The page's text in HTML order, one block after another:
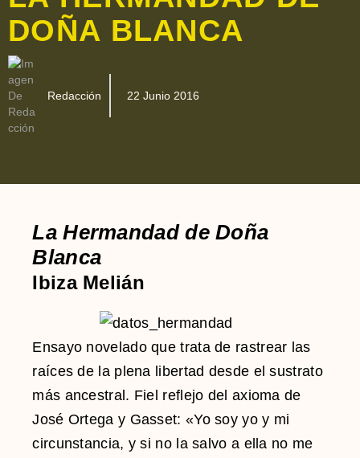
DOÑA BLANCA
Redacción 22 Junio 2016
La Hermandad de Doña
Blanca
Ibiza Melián
Ensayo novelado que trata de rastrear las
raíces de la plena libertad desde el sustrato
más ancestral. Fiel reflejo del axioma de
José Ortega y Gasset: «Yo soy yo y mi
circunstancia, y si no la salvo a ella no me